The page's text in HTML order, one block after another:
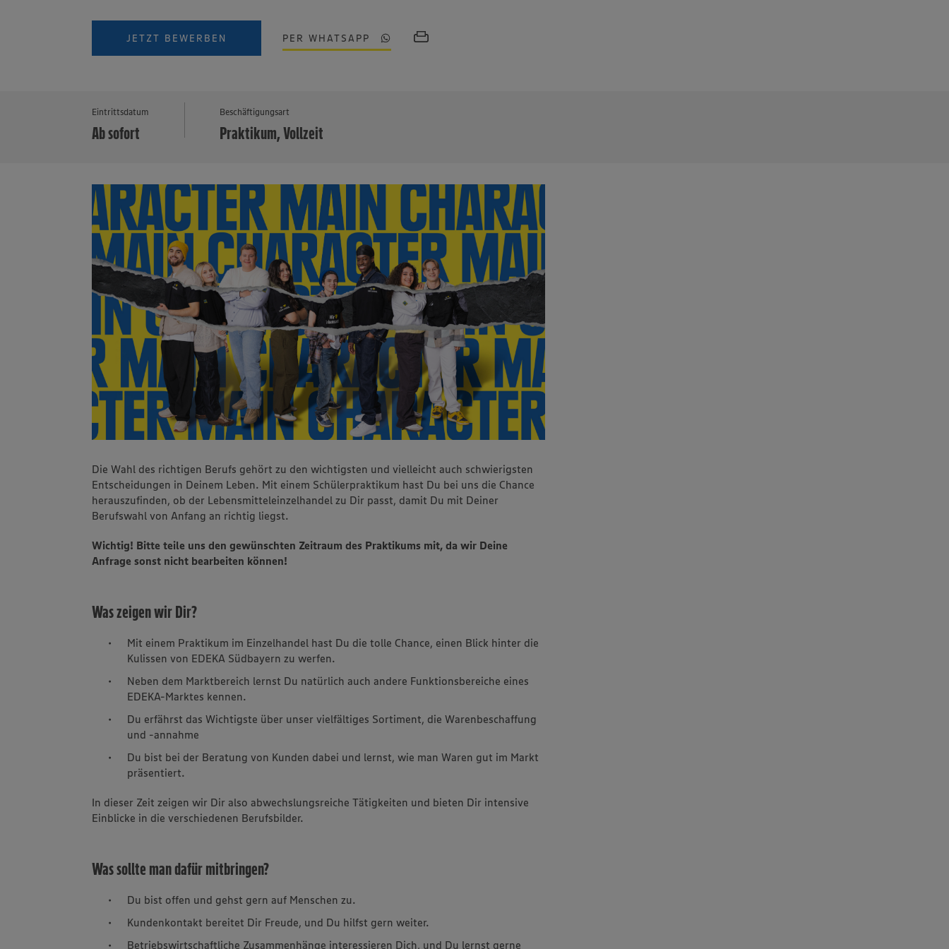
JETZT BEWERBEN PER WHATSAPP
Eintrittsdatum
Ab sofort
Beschäftigungsart
Praktikum, Vollzeit
Die Wahl des richtigen Berufs gehört zu den wichtigsten und vielleicht auch schwierigsten
Entscheidungen in Deinem Leben. Mit einem Schülerpraktikum hast Du bei uns die Chance
herauszufinden, ob der Lebensmitteleinzelhandel zu Dir passt, damit Du mit Deiner
Berufswahl von Anfang an richtig liegst.
Wichtig! Bitte teile uns den gewünschten Zeitraum des Praktikums mit, da wir Deine
Anfrage sonst nicht bearbeiten können!
Was zeigen wir Dir?
Mit einem Praktikum im Einzelhandel hast Du die tolle Chance, einen Blick hinter die
Kulissen von EDEKA Südbayern zu werfen.
Neben dem Marktbereich lernst Du natürlich auch andere Funktionsbereiche eines
EDEKA-Marktes kennen.
Du erfährst das Wichtigste über unser vielfältiges Sortiment, die Warenbeschaffung
und -annahme
Du bist bei der Beratung von Kunden dabei und lernst, wie man Waren gut im Markt
präsentiert.
In dieser Zeit zeigen wir Dir also abwechslungsreiche Tätigkeiten und bieten Dir intensive
Einblicke in die verschiedenen Berufsbilder.
Was sollte man dafür mitbringen?
Du bist offen und gehst gern auf Menschen zu.
Kundenkontakt bereitet Dir Freude, und Du hilfst gern weiter.
Betriebswirtschaftliche Zusammenhänge interessieren Dich, und Du lernst gerne